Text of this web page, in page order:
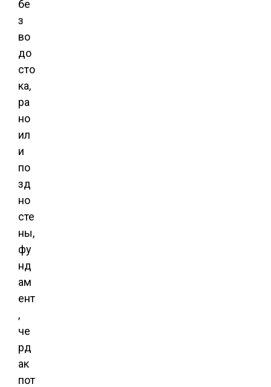
бе
з
во
до
сто
ка,
ра
но
ил
и
по
зд
но
сте
ны,
фу
нд
ам
ент
,
че
рд
ак
пот